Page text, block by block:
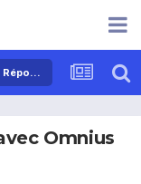
Sony Ericsson Xperia Play - Aides, Questions & Réponses
Omnius